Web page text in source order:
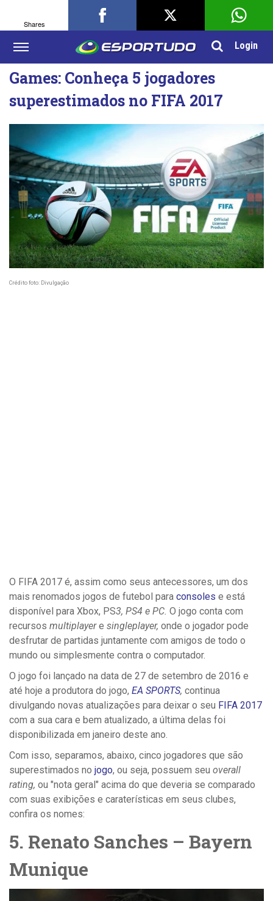
Login
Games: Conheça 5 jogadores
superestimados no FIFA 2017
Crédito foto: Divulgação
O FIFA 2017 é, assim como seus antecessores, um dos
mais renomados jogos de futebol para consoles e está
disponível para Xbox, PS3, PS4 e PC. O jogo conta com
recursos multiplayere singleplayer, onde o jogador pode
desfrutar de partidas juntamente com amigos de todo o
mundo ou simplesmente contra o computador.
O jogo foi lançado na data de 27 de setembro de 2016 e
até hoje a produtora do jogo, EA SPORTS, continua
divulgando novas atualizações para deixar o seu FIFA 2017
com a sua cara e bem atualizado, a última delas foi
disponibilizada em janeiro deste ano.
Com isso, separamos, abaixo, cinco jogadores que são
superestimados no jogo, ou seja, possuem seu overall
rating, ou "nota geral" acima do que deveria se comparado
com suas exibições e caraterísticas em seus clubes,
confira os nomes:
5. Renato Sanches – Bayern
Munique
Shares